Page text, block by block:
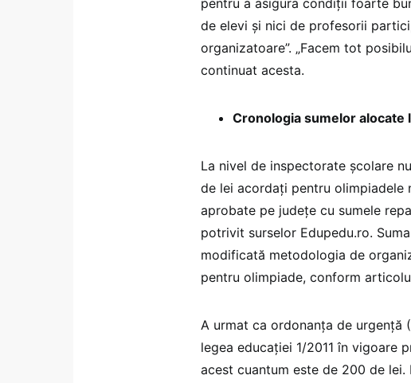
pentru a asigura condiții foarte
de elevi și nici de profesorii
organizatoare”. „Facem tot
continuat acesta.
Cronologia sumelor alocate
La nivel de inspectorate școlare
de lei acordați pentru olimpiadele
aprobate pe județe cu sumele
potrivit surselor Edupedu.ro.
modificată metodologia de
pentru olimpiade, conform
A urmat ca ordonanța de urgență
legea educației 1/2011 în vigoare
acest cuantum este de 200 de